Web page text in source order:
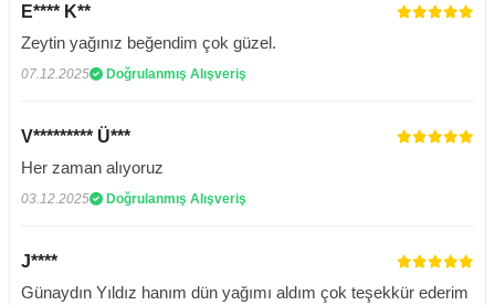
E**** K**
Zeytin yağınız beğendim çok güzel.
07.12.2025 Doğrulanmış Alışveriş
V********* Ü***
Her zaman alıyoruz
03.12.2025 Doğrulanmış Alışveriş
J****
Günaydın Yıldız hanım dün yağımı aldım çok teşekkür ederim